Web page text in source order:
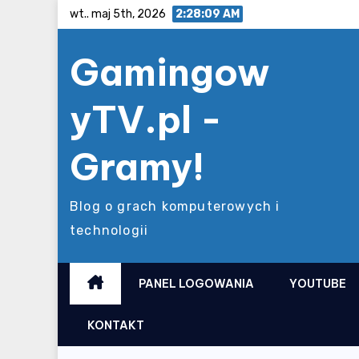
wt.. maj 5th, 2026 2:28:10 AM
Gamingow
yTV.pl -
Gramy!
Blog o grach komputerowych i
technologii
PANEL LOGOWANIA YOUTUBE
KONTAKT